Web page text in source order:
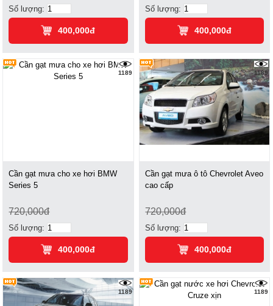
Số lượng:
400,000đ
Số lượng:
400,000đ
1189
Cần gạt mưa cho xe hơi BMW
Series 5
720,000đ
Số lượng:
400,000đ
1189
Cần gạt mưa ô tô Chevrolet Aveo
cao cấp
720,000đ
Số lượng:
400,000đ
1189 1189